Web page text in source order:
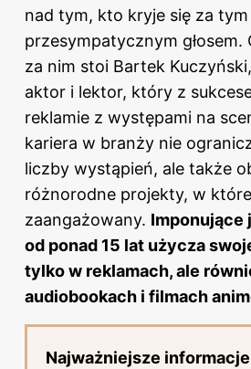
nad tym, kto kryje się za tym
przesympatycznym głosem.
za nim stoi Bartek
aktor i lektor, który z
reklamie z występami na
kariera w branży nie
liczby wystąpień, ale także
różnorodne projekty, w które
zaangażowany. Imponujące
od ponad 15 lat użycza
tylko w reklamach, ale
audiobookach i filmach
Najważniejsze